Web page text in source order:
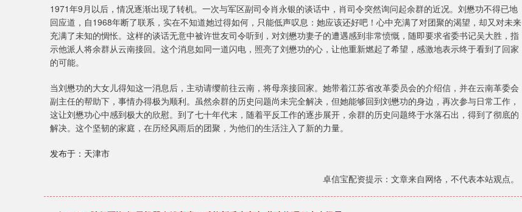
1971年9月以后，情况逐渐出现了转机。一次与军区副司令肖永银的谈话中，肖司令突然询问起余群的近况。刘懋功不得已地
回应道，自1968年断了联系，实在不知道她过得如何，只能低声叹息：她应该还好吧！心中充满了对团聚的渴望，却又对未来
充满了未知的惆怅。这样的谈话无意中被许世友司令听到，对刘懋功妻子的遭遇感到非常愤慨，随即要求省委书记吴大胜，指
示他派人将余群从云南接回。这个消息如同一道闪电，照亮了刘懋功的心，让他重新燃起了希望，感激地表示终于看到了回家
的可能。
当刘懋功的大女儿得知这一消息后，主动请缨前往云南，将母亲接回家。她带着江苏省改革委员会的介绍信，并在云南革委会
副主任的帮助下，事情办得极为顺利。虽然余群的历史问题尚未完全解决，但她能够回到刘懋功的身边，再次参与日常工作，
这让刘懋功心中感到极大的欣慰。到了七十年代末，随着平反工作的逐步展开，余群的历史问题终于水落石出，得到了彻底的
解决。这个坚韧的家庭，在历经风雨后的团聚，为他们的生活注入了新的力量。
发布于：天津市
卓信宝配资提示：文章来自网络，不代表本站观点。